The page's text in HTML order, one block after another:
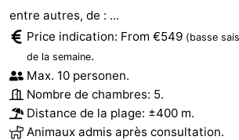
entre autres, de : ...
Price indication: From €549 (basse
de la semaine.
Max. 10 personen.
Nombre de chambres: 5.
Distance de la plage: ±400 m.
Animaux admis après consultation.